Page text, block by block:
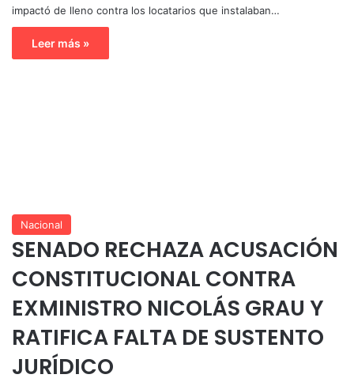
impactó de lleno contra los locatarios que instalaban…
Leer más »
Nacional
SENADO RECHAZA ACUSACIÓN
CONSTITUCIONAL CONTRA
EXMINISTRO NICOLÁS GRAU Y
RATIFICA FALTA DE SUSTENTO
JURÍDICO